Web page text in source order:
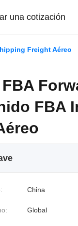
una cotización
Freight Aéreo
FBA
China
Global